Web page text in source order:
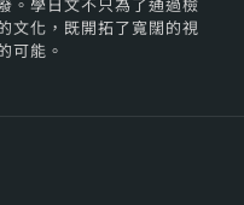
文化，既開拓了寬闊的視
可能。